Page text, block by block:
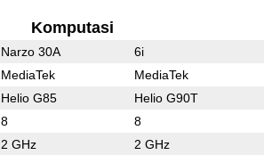
Komputasi
Narzo 30A 6i
MediaTek MediaTek
Helio G85 Helio G90T
8 8
2 GHz 2 GHz